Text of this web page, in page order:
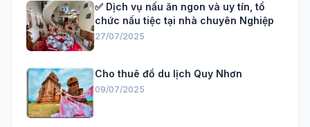
✅ Dịch vụ nấu ăn ngon và uy tín, tổ
chức nấu tiệc tại nhà chuyên Nghiệp
27/07/2025
Cho thuê đồ du lịch Quy Nhơn
09/07/2025